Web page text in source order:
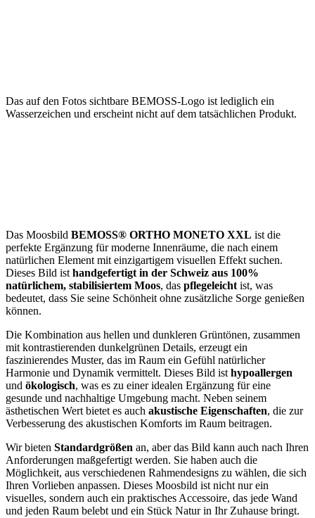
Das auf den Fotos sichtbare BEMOSS-Logo ist lediglich ein
Wasserzeichen und erscheint nicht auf dem tatsächlichen Produkt.
Das Moosbild BEMOSS® ORTHO MONETO XXL ist die
perfekte Ergänzung für moderne Innenräume, die nach einem
natürlichen Element mit einzigartigem visuellen Effekt suchen.
Dieses Bild ist handgefertigt in der Schweiz aus 100%
natürlichem, stabilisiertem Moos, das pflegeleicht ist, was
bedeutet, dass Sie seine Schönheit ohne zusätzliche Sorge genießen
können.
Die Kombination aus hellen und dunkleren Grüntönen, zusammen
mit kontrastierenden dunkelgrünen Details, erzeugt ein
faszinierendes Muster, das im Raum ein Gefühl natürlicher
Harmonie und Dynamik vermittelt. Dieses Bild ist hypoallergen
und ökologisch, was es zu einer idealen Ergänzung für eine
gesunde und nachhaltige Umgebung macht. Neben seinem
ästhetischen Wert bietet es auch akustische Eigenschaften, die zur
Verbesserung des akustischen Komforts im Raum beitragen.
Wir bieten Standardgrößen an, aber das Bild kann auch nach Ihren
Anforderungen maßgefertigt werden. Sie haben auch die
Möglichkeit, aus verschiedenen Rahmendesigns zu wählen, die sich
Ihren Vorlieben anpassen. Dieses Moosbild ist nicht nur ein
visuelles, sondern auch ein praktisches Accessoire, das jede Wand
und jeden Raum belebt und ein Stück Natur in Ihr Zuhause bringt.